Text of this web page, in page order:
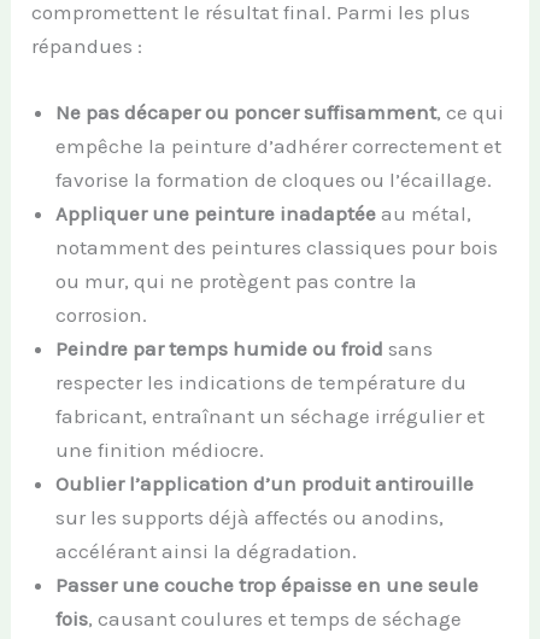
compromettent le résultat final. Parmi les plus
répandues :
Ne pas décaper ou poncer suffisamment, ce qui
empêche la peinture d’adhérer correctement et
favorise la formation de cloques ou l’écaillage.
Appliquer une peinture inadaptée au métal,
notamment des peintures classiques pour bois
ou mur, qui ne protègent pas contre la
corrosion.
Peindre par temps humide ou froid sans
respecter les indications de température du
fabricant, entraînant un séchage irrégulier et
une finition médiocre.
Oublier l’application d’un produit antirouille
sur les supports déjà affectés ou anodins,
accélérant ainsi la dégradation.
Passer une couche trop épaisse en une seule
fois, causant coulures et temps de séchage